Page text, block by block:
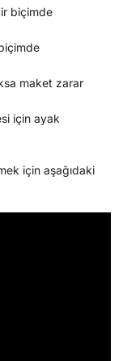
biçimde
maket zarar
için ayak
için aşağıdaki